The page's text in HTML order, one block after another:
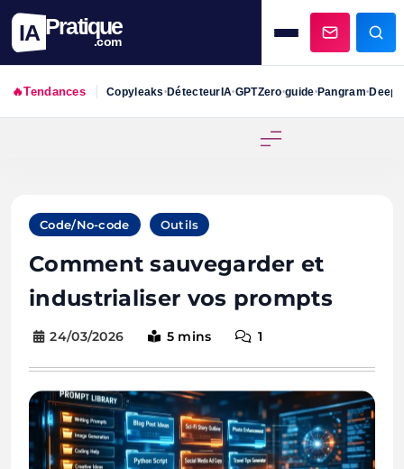
IA Pratique
.com
🔥Tendances Copyleaks •DétecteurIA•GPTZero•guide•Pangram•
Code/No-code Outils
Comment sauvegarder et
industrialiser vos prompts
24/03/2026 5 mins 1